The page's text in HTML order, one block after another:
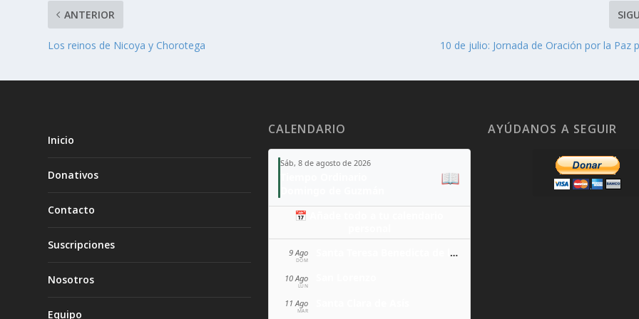
ANTERIOR
Los reinos de Nicoya y Chorotega 10 de julio: Jornada de Oración por la Paz
Inicio
Donativos
Contacto
Suscripciones
Nosotros
Equipo
CALENDARIO
Sáb, 8 de agosto de 2026
📖
📅 Añade todo a tu calendario
9 Ago
DOM
Santa Teresa Benedicta de la Cruz
10 Ago
LUN
11 Ago
MAR
AYÚDANOS A SEGUIR